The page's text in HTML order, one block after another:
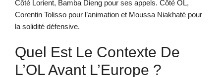
Côté Lorient, Bamba Dieng pour ses appels. Côté OL,
Corentin Tolisso pour l’animation et Moussa Niakhaté pour
la solidité défensive.
Quel Est Le Contexte De
L’OL Avant L’Europe ?